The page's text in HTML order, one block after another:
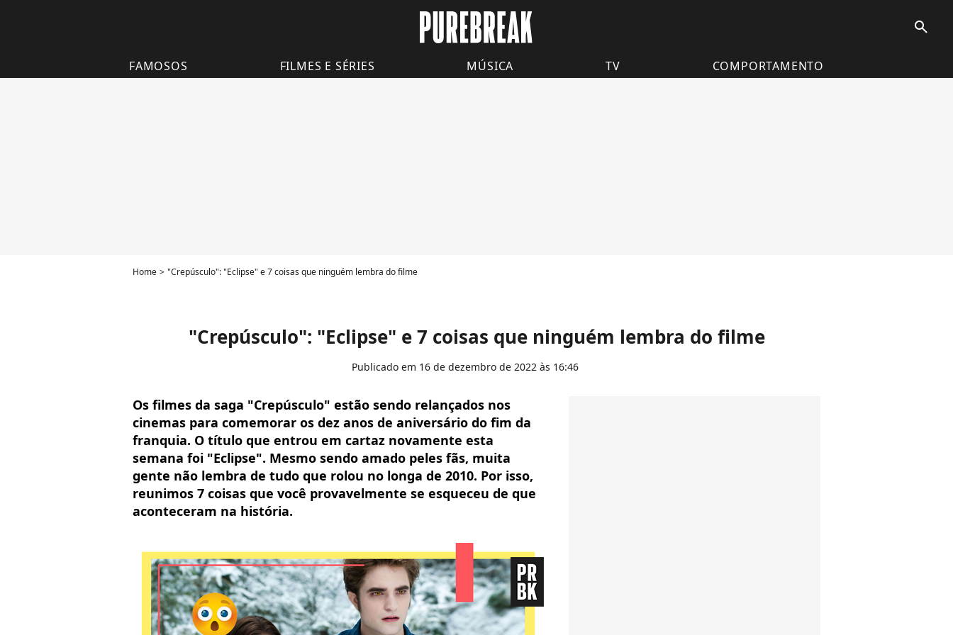
search
FAMOSOS FILMES E SÉRIES MÚSICA TV COMPORTAMENTO
Home "Crepúsculo": "Eclipse" e 7 coisas que ninguém lembra do filme
"Crepúsculo": "Eclipse" e 7 coisas que ninguém lembra do filme
Publicado em 16 de dezembro de 2022 às 16:46
Os filmes da saga "Crepúsculo" estão sendo relançados nos
cinemas para comemorar os dez anos de aniversário do fim da
franquia. O título que entrou em cartaz novamente esta
semana foi "Eclipse". Mesmo sendo amado peles fãs, muita
gente não lembra de tudo que rolou no longa de 2010. Por isso,
reunimos 7 coisas que você provavelmente se esqueceu de que
aconteceram na história.